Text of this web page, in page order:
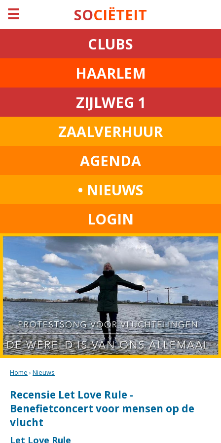
☰ SOCIËTEIT
CLUBS
HAARLEM
ZIJLWEG 1
ZAALVERHUUR
AGENDA
• NIEUWS
LOGIN
Home › Nieuws
Recensie Let Love Rule -
Benefietconcert voor mensen op de
vlucht
Let Love Rule